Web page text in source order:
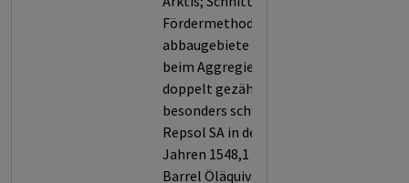
Fördermethoden und -
abbaugebiete werden
beim Aggregieren nicht
doppelt gezählt). Es wiegt
besonders schwer, dass
Repsol SA in den nächsten
Jahren 1548,1 Millionen
Barrel Öläquivalent